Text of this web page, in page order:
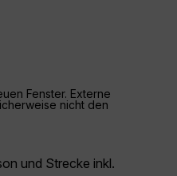
Fenster. Externe
nicht den
und Strecke inkl.